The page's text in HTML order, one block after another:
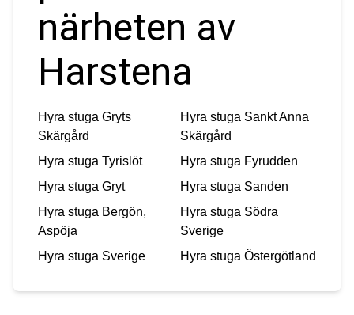
närheten av
Harstena
Hyra stuga Gryts
Skärgård
Hyra stuga Sankt Anna
Skärgård
Hyra stuga Tyrislöt Hyra stuga Fyrudden
Hyra stuga Gryt Hyra stuga Sanden
Hyra stuga Bergön,
Aspöja
Hyra stuga Södra
Sverige
Hyra stuga Sverige Hyra stuga Östergötland